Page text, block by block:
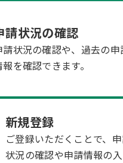
請状況の確認
請状況の確認や、過去の申
を確認できます。
新規登録
ご登録いただくことで、
状況の確認や申請情報の